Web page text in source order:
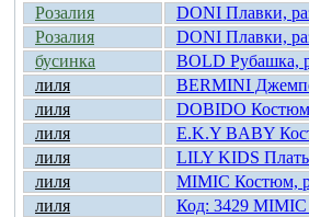
Розалия
DONI Плавки,
Розалия
DONI Плавки,
бусинка
BOLD Рубашка,
лиля
BERMINI
лиля
DOBIDO
лиля
E.K.Y BABY
лиля
LILY KIDS
лиля
MIMIC Костюм,
лиля
Код: 3429